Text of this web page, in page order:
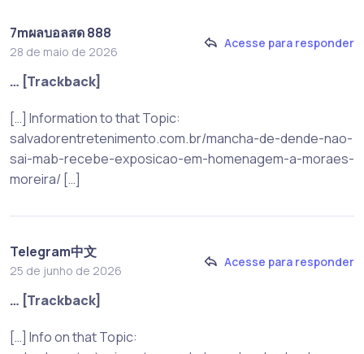
7mผลบอลสด 888
28 de maio de 2026
Acesse para responder
… [Trackback]
[…] Information to that Topic:
salvadorentretenimento.com.br/mancha-de-dende-nao-
sai-mab-recebe-exposicao-em-homenagem-a-moraes-
moreira/ […]
Telegram中文
25 de junho de 2026
Acesse para responder
… [Trackback]
[…] Info on that Topic: